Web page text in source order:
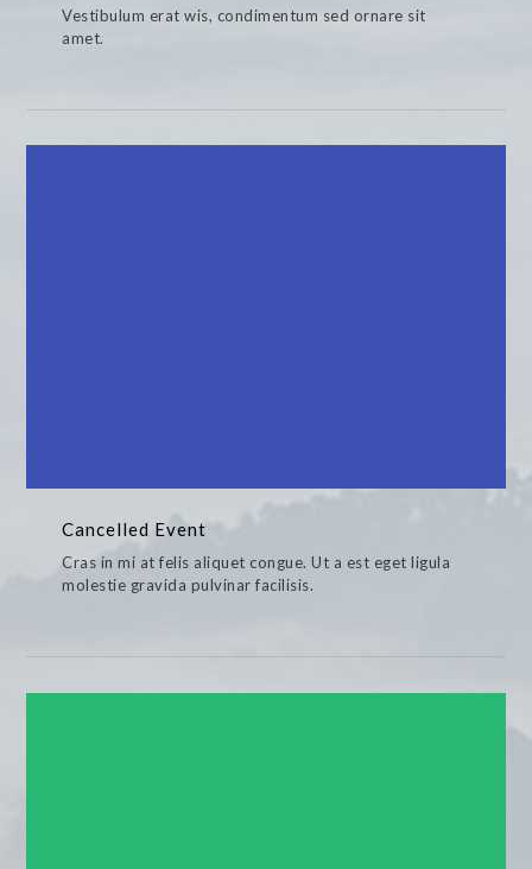
Vestibulum erat wis, condimentum sed ornare sit
amet.
Cancelled Event
Cras in mi at felis aliquet congue. Ut a est eget ligula
molestie gravida pulvinar facilisis.